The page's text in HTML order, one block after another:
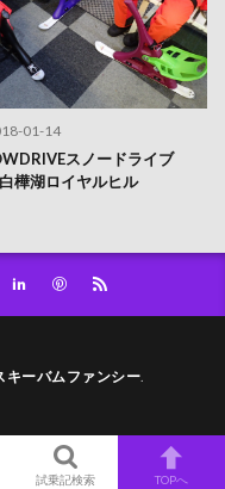
01-14
スノードライブ
樺湖ロイヤルヒル
ーバムファンシー
試乗記検索 TOPへ